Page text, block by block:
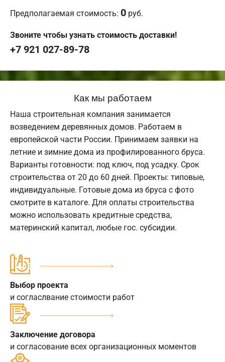
Предполагаемая стоимость: 0 руб.
Звоните чтобы узнать стоимость доставки!
+7 921 027-89-78
Как мы работаем
Наша строительная компания занимается
возведением деревянных домов. Работаем в
европейской части России. Принимаем заявки на
летние и зимние дома из профилированного бруса.
Варианты готовности: под ключ, под усадку. Срок
строительства от 20 до 60 дней. Проекты: типовые,
индивидуальные. Готовые дома из бруса с фото
смотрите в каталоге. Для оплаты строительства
можно использовать кредитные средства,
материнский капитал, любые гос. субсидии.
Выбор проекта
и согласлвание стоимости работ
Заключение договора
и согласование всех организационных моментов